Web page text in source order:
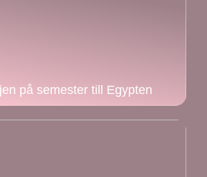
på semester till Egypten